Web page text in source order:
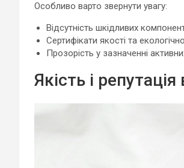
Особливо варто звернути увагу:
Відсутність шкідливих
Сертифікати якості та
Прозорість у зазначенні
Якість і